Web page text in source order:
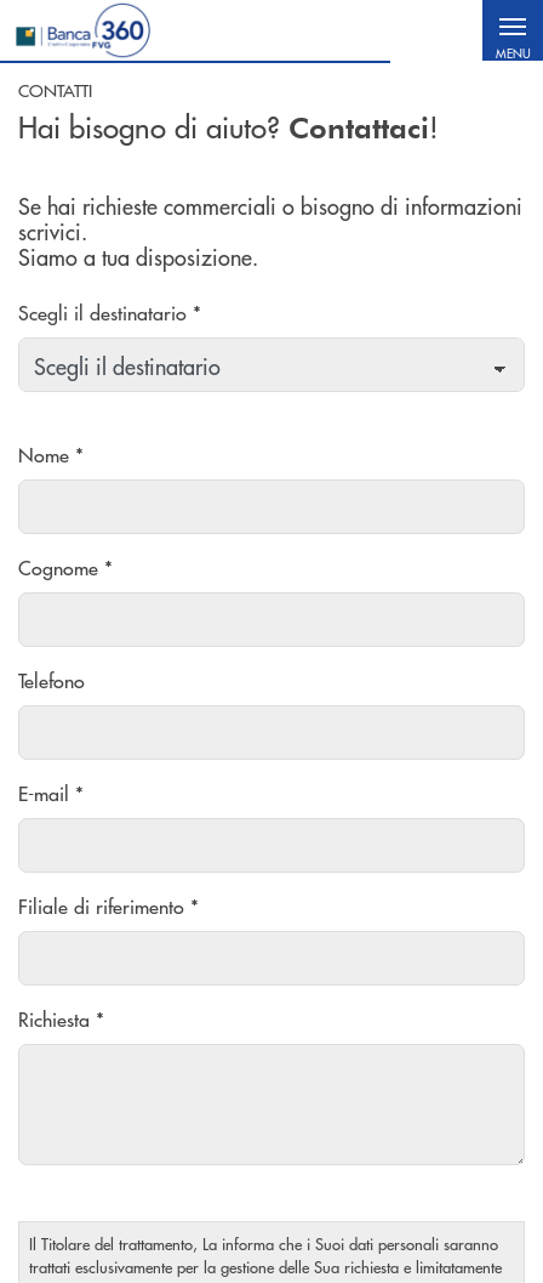
Salta al contenuto principale
MENU
CONTATTI
Hai bisogno di aiuto? Contattaci!
Se hai richieste commerciali o bisogno di informazioni
scrivici.
Siamo a tua disposizione.
Scegli il destinatario *
Nome *
Cognome *
Telefono
E-mail *
Filiale di riferimento *
Richiesta *
Il Titolare del trattamento, La informa che i Suoi dati personali saranno
trattati esclusivamente per la gestione delle Sua richiesta e limitatamente